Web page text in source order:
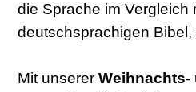
die Sprache im Vergleich
deutschsprachigen Bibel,
Mit unserer